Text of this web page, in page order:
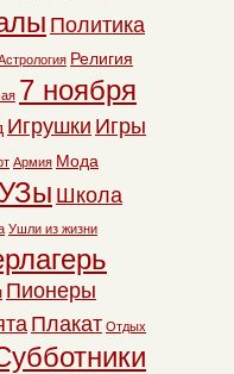
Политика
Религия
7 ноября
Игрушки Игры
Армия Мода
Школа
Ушли из жизни
Пионеры
Плакат Отдых